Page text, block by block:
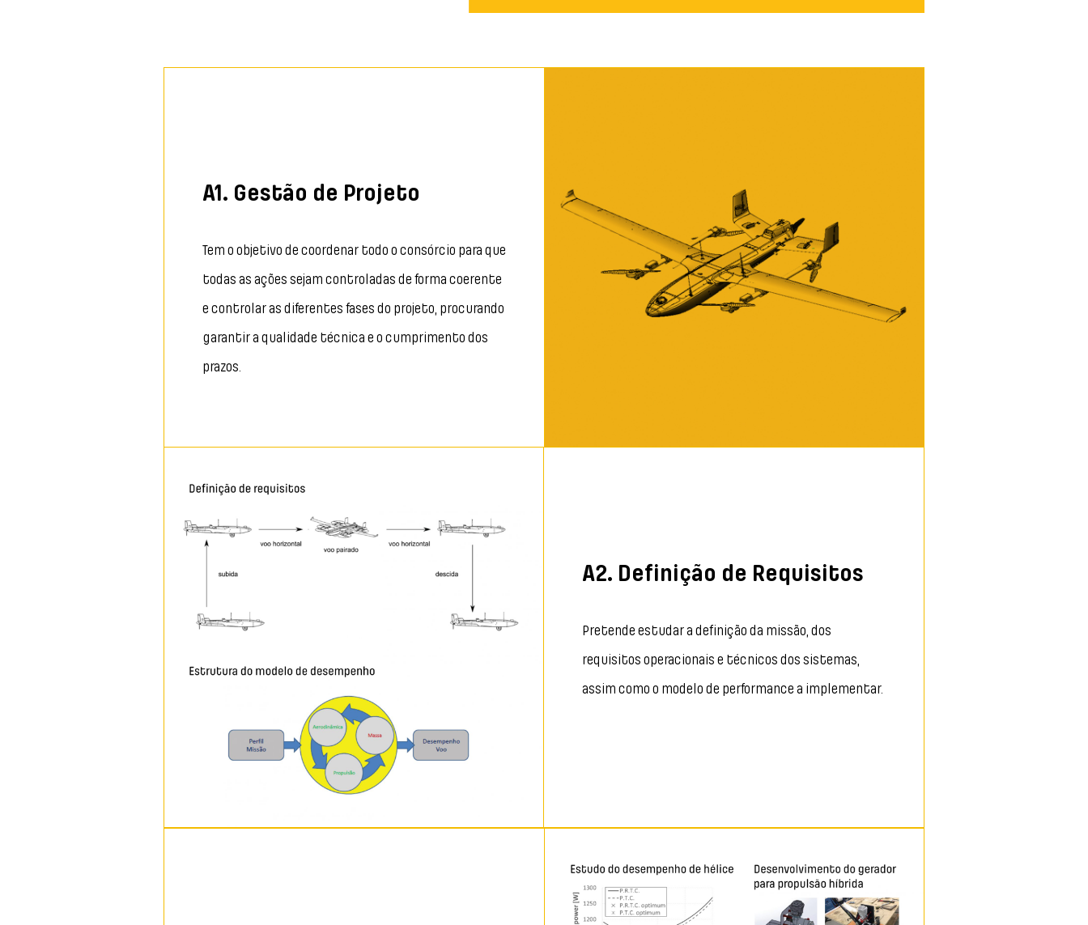
A1. Gestão de Projeto
Tem o objetivo de coordenar todo o consórcio para que
todas as ações sejam controladas de forma coerente
e controlar as diferentes fases do projeto, procurando
garantir a qualidade técnica e o cumprimento dos
prazos.
A2. Definição de Requisitos
Pretende estudar a definição da missão, dos
requisitos operacionais e técnicos dos sistemas,
assim como o modelo de performance a implementar.